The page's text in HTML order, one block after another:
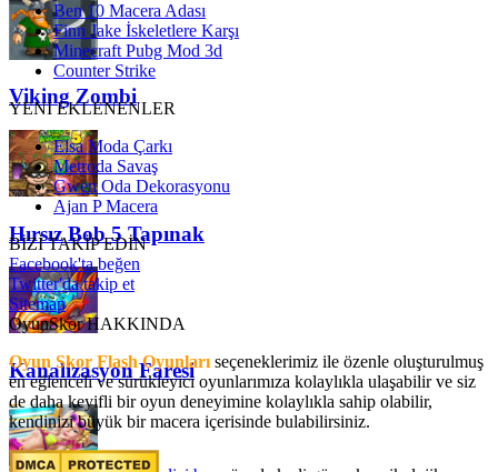
Viking Zombi
Hırsız Bob 5 Tapınak
Kanalizasyon Faresi
Ben 10 Macera Adası
Finn Jake İskeletlere Karşı
Minecraft Pubg Mod 3d
Counter Strike
YENİ EKLENENLER
Elsa Moda Çarkı
Metroda Savaş
Gwen Oda Dekorasyonu
Ajan P Macera
BİZİ TAKİP EDİN
Facebook'ta beğen
Twitter'da takip et
Sitemap
OyunSkor HAKKINDA
Oyun Skor Flash Oyunları seçeneklerimiz ile özenle oluşturulmuş
en eğlenceli ve sürükleyici oyunlarımıza kolaylıkla ulaşabilir ve siz
de daha keyifli bir oyun deneyimine kolaylıkla sahip olabilir,
kendinizi büyük bir macera içerisinde bulabilirsiniz.